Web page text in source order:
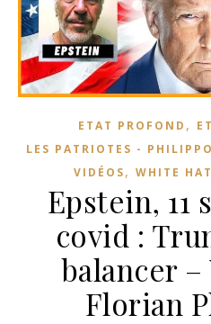
ETAT PROFOND ,
LES PATRIOTES -
VIDÉOS, WHITE
Epstein, 11
covid :
balancer
Florian